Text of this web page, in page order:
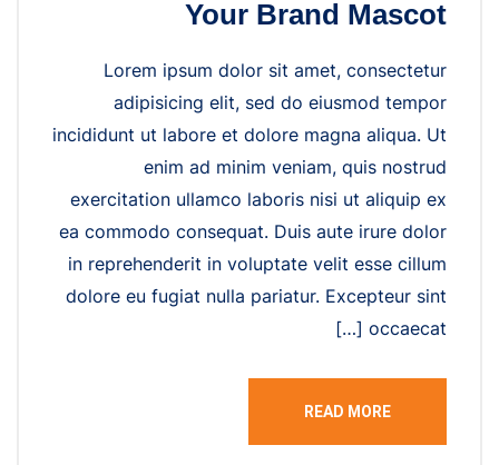
Your Brand Mascot
Lorem ipsum dolor sit amet, consectetur
adipisicing elit, sed do eiusmod tempor
incididunt ut labore et dolore magna aliqua. Ut
enim ad minim veniam, quis nostrud
exercitation ullamco laboris nisi ut aliquip ex
ea commodo consequat. Duis aute irure dolor
in reprehenderit in voluptate velit esse cillum
dolore eu fugiat nulla pariatur. Excepteur sint
occaecat […]
READ MORE